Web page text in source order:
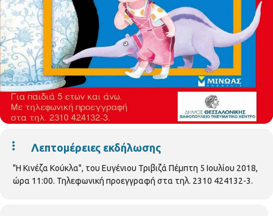
Λεπτομέρειες εκδήλωσης
"Η Κινέζα Κούκλα", του Ευγένιου Τριβιζά Πέμπτη 5 Ιουλίου 2018,
ώρα 11:00. Τηλεφωνική προεγγραφή στα τηλ. 2310 424132-3.